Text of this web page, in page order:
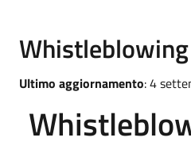
Whistleblowing
Ultimo aggiornamento: 4